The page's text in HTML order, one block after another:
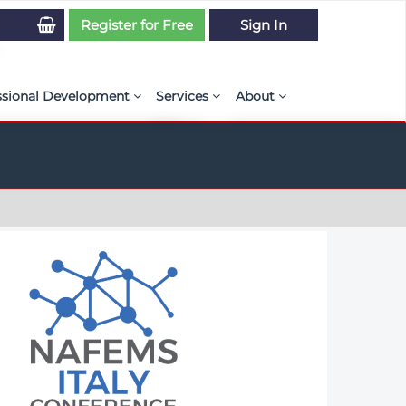
of CFD Case Studies
Magazine
Development Services About
Register for Free Sign In